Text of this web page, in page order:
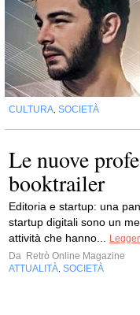
CULTURA SOCIETÀ
Le nuove
booktrailer
Editoria e startup: una
startup digitali sono un
attività che hanno...
Da Retrò Online Magazine
ATTUALITÀ SOCIETÀ